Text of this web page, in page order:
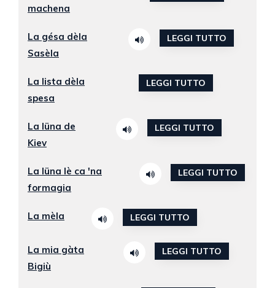
machena
La gésa dèla
Sasèla
LEGGI TUTTO
La lista dèla
spesa
LEGGI TUTTO
La lüna de
Kiev
LEGGI TUTTO
La lüna lè ca 'na
formagia
LEGGI TUTTO
La mèla LEGGI TUTTO
La mia gàta
Bigiù
LEGGI TUTTO